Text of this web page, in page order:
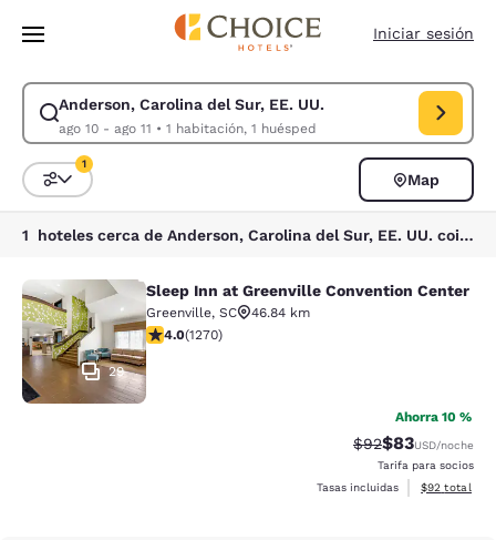
Saltar A Contenido Principal
Iniciar sesión
Anderson, Carolina del Sur, EE. UU.
ago 10 - ago 11 • 1 habitación, 1 huésped
Modificar búsqueda para Anderson, Carolina del Sur, EE. UU.. Fecha
Ordenar y filtrar
1
Map
1 hoteles cerca de Anderson, Carolina del Sur, EE. UU. coinciden con tus filtros
Sleep Inn at Greenville Convention
29
Sleep Inn at Greenville Convention Center
Greenville, SC
46.84 km
Calificación de 3.95 estrellas. Bueno. 1270 reseñas
4.0(1270)
Ahorra 10 %
Tarifa tachada:
$92Tarifa
$83USD/noche
Tarifa para socios
Tasas incluidas
Ver detalles
$92 total